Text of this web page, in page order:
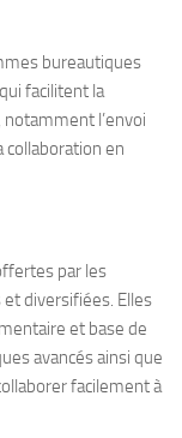
bureautiques
facilitent la
l’envoi
en
par les
diversifiées. Elles
et base de
avancés ainsi que
facilement à